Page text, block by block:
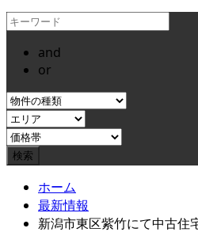
and
or
ホーム
最新情報
新潟市東区紫竹にて中古住